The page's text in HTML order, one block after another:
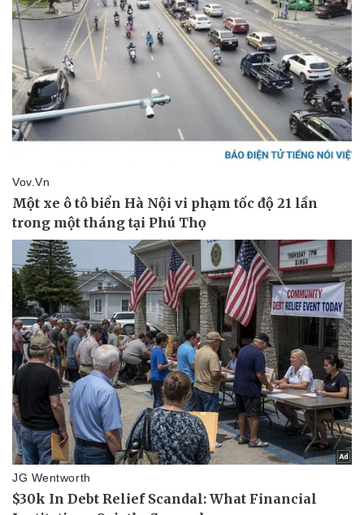
Doanh nghiệp
Thông tin doanh nghiệp
Doanh nghiệp 24h
Doanh nhân
Vì cộng đồng
Công nghệ
Sành điệu
Tin Công nghệ
Trải nghiệm
Chuyển đổi số